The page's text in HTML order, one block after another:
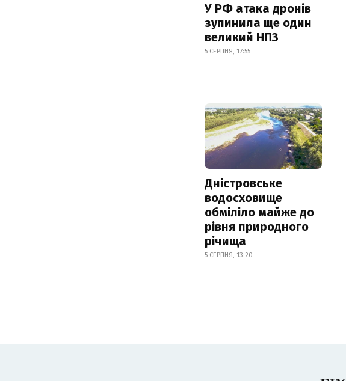
У РФ атака дронів
зупинила ще один
великий НПЗ
5 СЕРПНЯ, 17:55
Дністровське
водосховище
обміліло майже до
рівня природного
річища
5 СЕРПНЯ, 13:20